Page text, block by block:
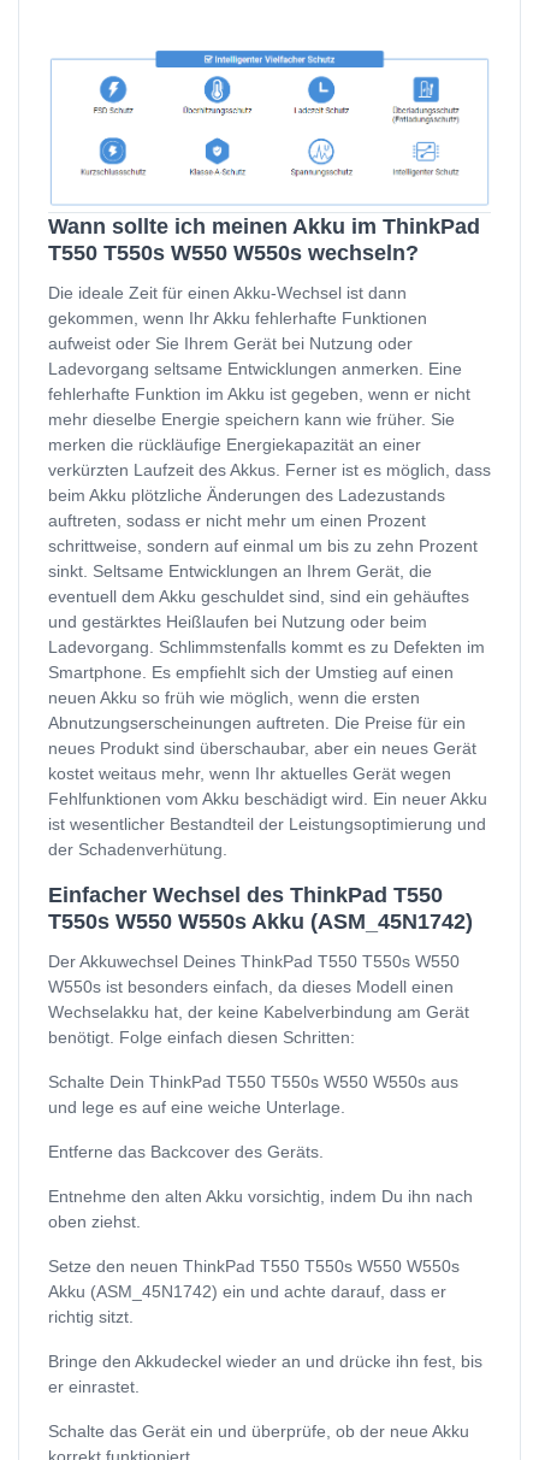
Wann sollte ich meinen Akku im ThinkPad
T550 T550s W550 W550s wechseln?
Die ideale Zeit für einen Akku-Wechsel ist dann
gekommen, wenn Ihr Akku fehlerhafte Funktionen
aufweist oder Sie Ihrem Gerät bei Nutzung oder
Ladevorgang seltsame Entwicklungen anmerken. Eine
fehlerhafte Funktion im Akku ist gegeben, wenn er nicht
mehr dieselbe Energie speichern kann wie früher. Sie
merken die rückläufige Energiekapazität an einer
verkürzten Laufzeit des Akkus. Ferner ist es möglich, dass
beim Akku plötzliche Änderungen des Ladezustands
auftreten, sodass er nicht mehr um einen Prozent
schrittweise, sondern auf einmal um bis zu zehn Prozent
sinkt. Seltsame Entwicklungen an Ihrem Gerät, die
eventuell dem Akku geschuldet sind, sind ein gehäuftes
und gestärktes Heißlaufen bei Nutzung oder beim
Ladevorgang. Schlimmstenfalls kommt es zu Defekten im
Smartphone. Es empfiehlt sich der Umstieg auf einen
neuen Akku so früh wie möglich, wenn die ersten
Abnutzungserscheinungen auftreten. Die Preise für ein
neues Produkt sind überschaubar, aber ein neues Gerät
kostet weitaus mehr, wenn Ihr aktuelles Gerät wegen
Fehlfunktionen vom Akku beschädigt wird. Ein neuer Akku
ist wesentlicher Bestandteil der Leistungsoptimierung und
der Schadenverhütung.
Einfacher Wechsel des ThinkPad T550
T550s W550 W550s Akku (ASM_45N1742)
Der Akkuwechsel Deines ThinkPad T550 T550s W550
W550s ist besonders einfach, da dieses Modell einen
Wechselakku hat, der keine Kabelverbindung am Gerät
benötigt. Folge einfach diesen Schritten:
Schalte Dein ThinkPad T550 T550s W550 W550s aus
und lege es auf eine weiche Unterlage.
Entferne das Backcover des Geräts.
Entnehme den alten Akku vorsichtig, indem Du ihn nach
oben ziehst.
Setze den neuen ThinkPad T550 T550s W550 W550s
Akku (ASM_45N1742) ein und achte darauf, dass er
richtig sitzt.
Bringe den Akkudeckel wieder an und drücke ihn fest, bis
er einrastet.
Schalte das Gerät ein und überprüfe, ob der neue Akku
korrekt funktioniert.